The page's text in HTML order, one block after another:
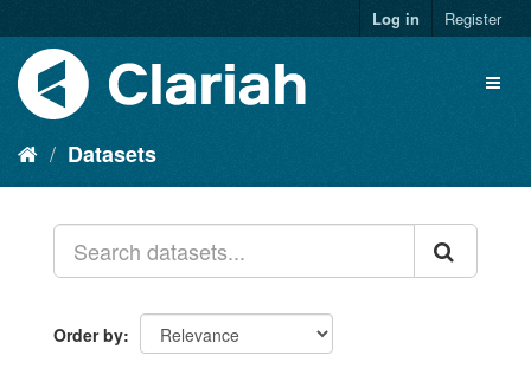
Log in Register
Datasets
Order by